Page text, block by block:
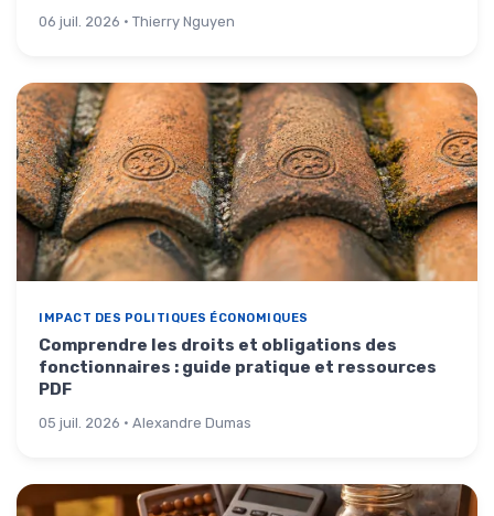
06 juil. 2026 · Thierry Nguyen
IMPACT DES POLITIQUES ÉCONOMIQUES
Comprendre les droits et obligations des
fonctionnaires : guide pratique et ressources
PDF
05 juil. 2026 · Alexandre Dumas